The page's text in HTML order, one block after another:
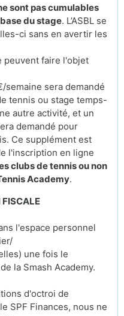
sont pas cumulables
du stage. L’ASBL se
ci sans en avertir les
peuvent faire l'objet
semaine sera demandé
tennis ou stage temps-
autre activité, et un
demandé pour
Ce supplément est
l'inscription en ligne
clubs de tennis ou non
Academy.
FISCALE
l'espace personnel
une fois le
la Smash Academy.
d'octroi de
SPF Finances, nous ne